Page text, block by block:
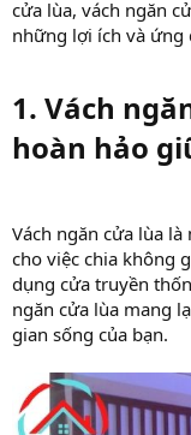
cửa lùa, vách ngăn
những lợi ích và ứng
1. Vách
hoàn hảo
Vách ngăn cửa lùa
cho việc chia không
dụng cửa truyền
ngăn cửa lùa mang
gian sống của bạn.